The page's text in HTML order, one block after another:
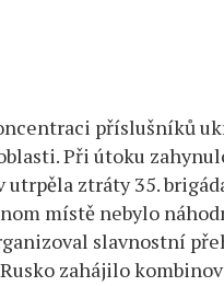
příslušníků
Při útoku
utrpěla ztráty 35.
místě nebylo
slavnostní
zahájilo